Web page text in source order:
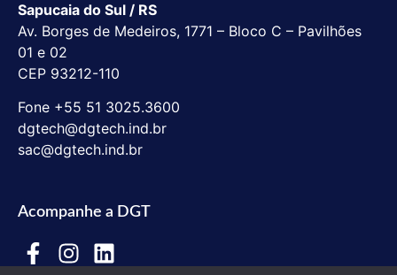
Sapucaia do Sul / RS
Av. Borges de Medeiros, 1771 – Bloco C – Pavilhões
01 e 02
CEP 93212-110
Fone +55 51 3025.3600
dgtech@dgtech.ind.br
sac@dgtech.ind.br
Acompanhe a DGT